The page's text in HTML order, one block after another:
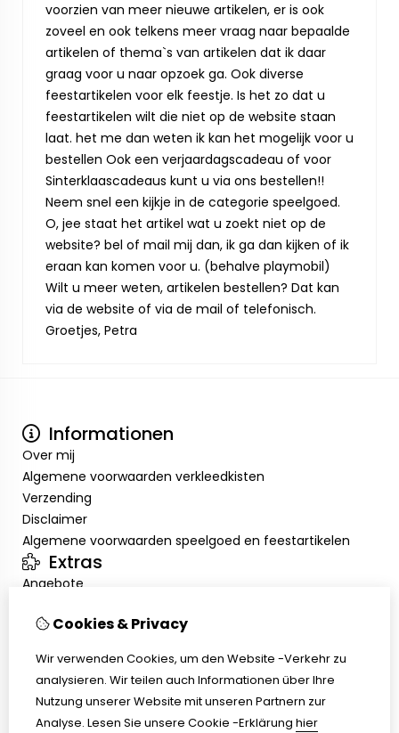
voorzien van meer nieuwe artikelen, er is ook
zoveel en ook telkens meer vraag naar bepaalde
artikelen of thema`s van artikelen dat ik daar
graag voor u naar opzoek ga. Ook diverse
feestartikelen voor elk feestje. Is het zo dat u
feestartikelen wilt die niet op de website staan
laat. het me dan weten ik kan het mogelijk voor u
bestellen Ook een verjaardagscadeau of voor
Sinterklaascadeaus kunt u via ons bestellen!!
Neem snel een kijkje in de categorie speelgoed.
O, jee staat het artikel wat u zoekt niet op de
website? bel of mail mij dan, ik ga dan kijken of ik
eraan kan komen voor u. (behalve playmobil)
Wilt u meer weten, artikelen bestellen? Dat kan
via de website of via de mail of telefonisch.
Groetjes, Petra
Informationen
Over mij
Algemene voorwaarden verkleedkisten
Verzending
Disclaimer
Algemene voorwaarden speelgoed en feestartikelen
Extras
Angebote
Inloggen
Kundenservice
Cookies & Privacy
Wir verwenden Cookies, um den Website -Verkehr zu
analysieren. Wir teilen auch Informationen über Ihre
Nutzung unserer Website mit unseren Partnern zur
Analyse. Lesen Sie unsere Cookie -Erklärung hier